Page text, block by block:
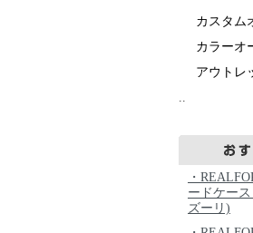
カスタム
カラーオ
アウトレ
..
・
ードケー
ズーリ)